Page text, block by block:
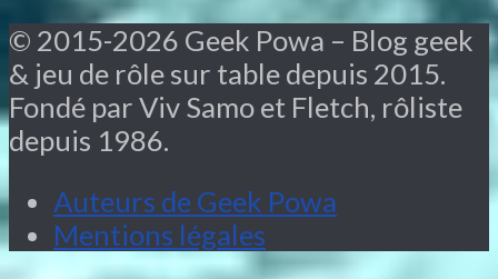
© 2015-2026 Geek Powa – Blog geek
& jeu de rôle sur table depuis 2015.
Fondé par Viv Samo et Fletch, rôliste
depuis 1986.
Auteurs de Geek Powa
Mentions légales